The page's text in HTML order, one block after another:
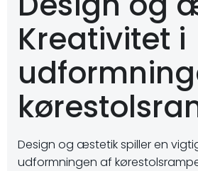
Kreativitet i
Design og æstetik spiller en
udformningen af